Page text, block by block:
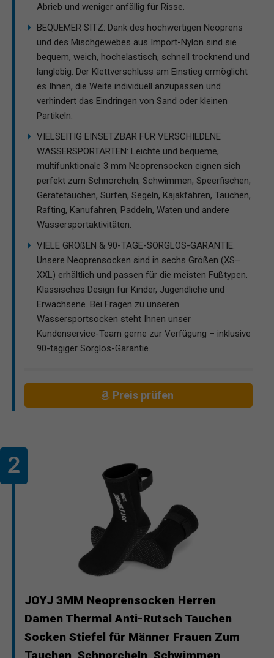
Abrieb und weniger anfällig für Risse.
BEQUEMER SITZ: Dank des hochwertigen Neoprens
und des Mischgewebes aus Import-Nylon sind sie
bequem, weich, hochelastisch, schnell trocknend und
langlebig. Der Klettverschluss am Einstieg ermöglicht
es Ihnen, die Weite individuell anzupassen und
verhindert das Eindringen von Sand oder kleinen
Partikeln.
VIELSEITIG EINSETZBAR FÜR VERSCHIEDENE
WASSERSPORTARTEN: Leichte und bequeme,
multifunktionale 3 mm Neoprensocken eignen sich
perfekt zum Schnorcheln, Schwimmen, Speerfischen,
Gerätetauchen, Surfen, Segeln, Kajakfahren, Tauchen,
Rafting, Kanufahren, Paddeln, Waten und andere
Wassersportaktivitäten.
VIELE GRÖßEN & 90-TAGE-SORGLOS-GARANTIE:
Unsere Neoprensocken sind in sechs Größen (XS–
XXL) erhältlich und passen für die meisten Fußtypen.
Klassisches Design für Kinder, Jugendliche und
Erwachsene. Bei Fragen zu unseren
Wassersportsocken steht Ihnen unser
Kundenservice-Team gerne zur Verfügung – inklusive
90-tägiger Sorglos-Garantie.
Preis prüfen
JOYJ 3MM Neoprensocken Herren
Damen Thermal Anti-Rutsch Tauchen
Socken Stiefel für Männer Frauen Zum